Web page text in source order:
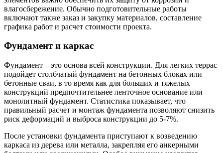
влагосбережение. Обычно подготовительные работы
включают также заказ и закупку материалов, составление
графика работ и расчет стоимости проекта.
Фундамент и каркас
Фундамент – это основа всей конструкции. Для легких террас
подойдет столбчатый фундамент на бетонных блоках или
бетонные сваи, в то время как для больших и тяжелых
конструкций предпочтительнее ленточное основание или
монолитный фундамент. Статистика показывает, что
правильный расчет и монтаж фундамента позволяют снизить
риск деформаций и выброса конструкции до 5-7%.
После установки фундамента приступают к возведению
каркаса из дерева или металла, закрепляя его анкерными